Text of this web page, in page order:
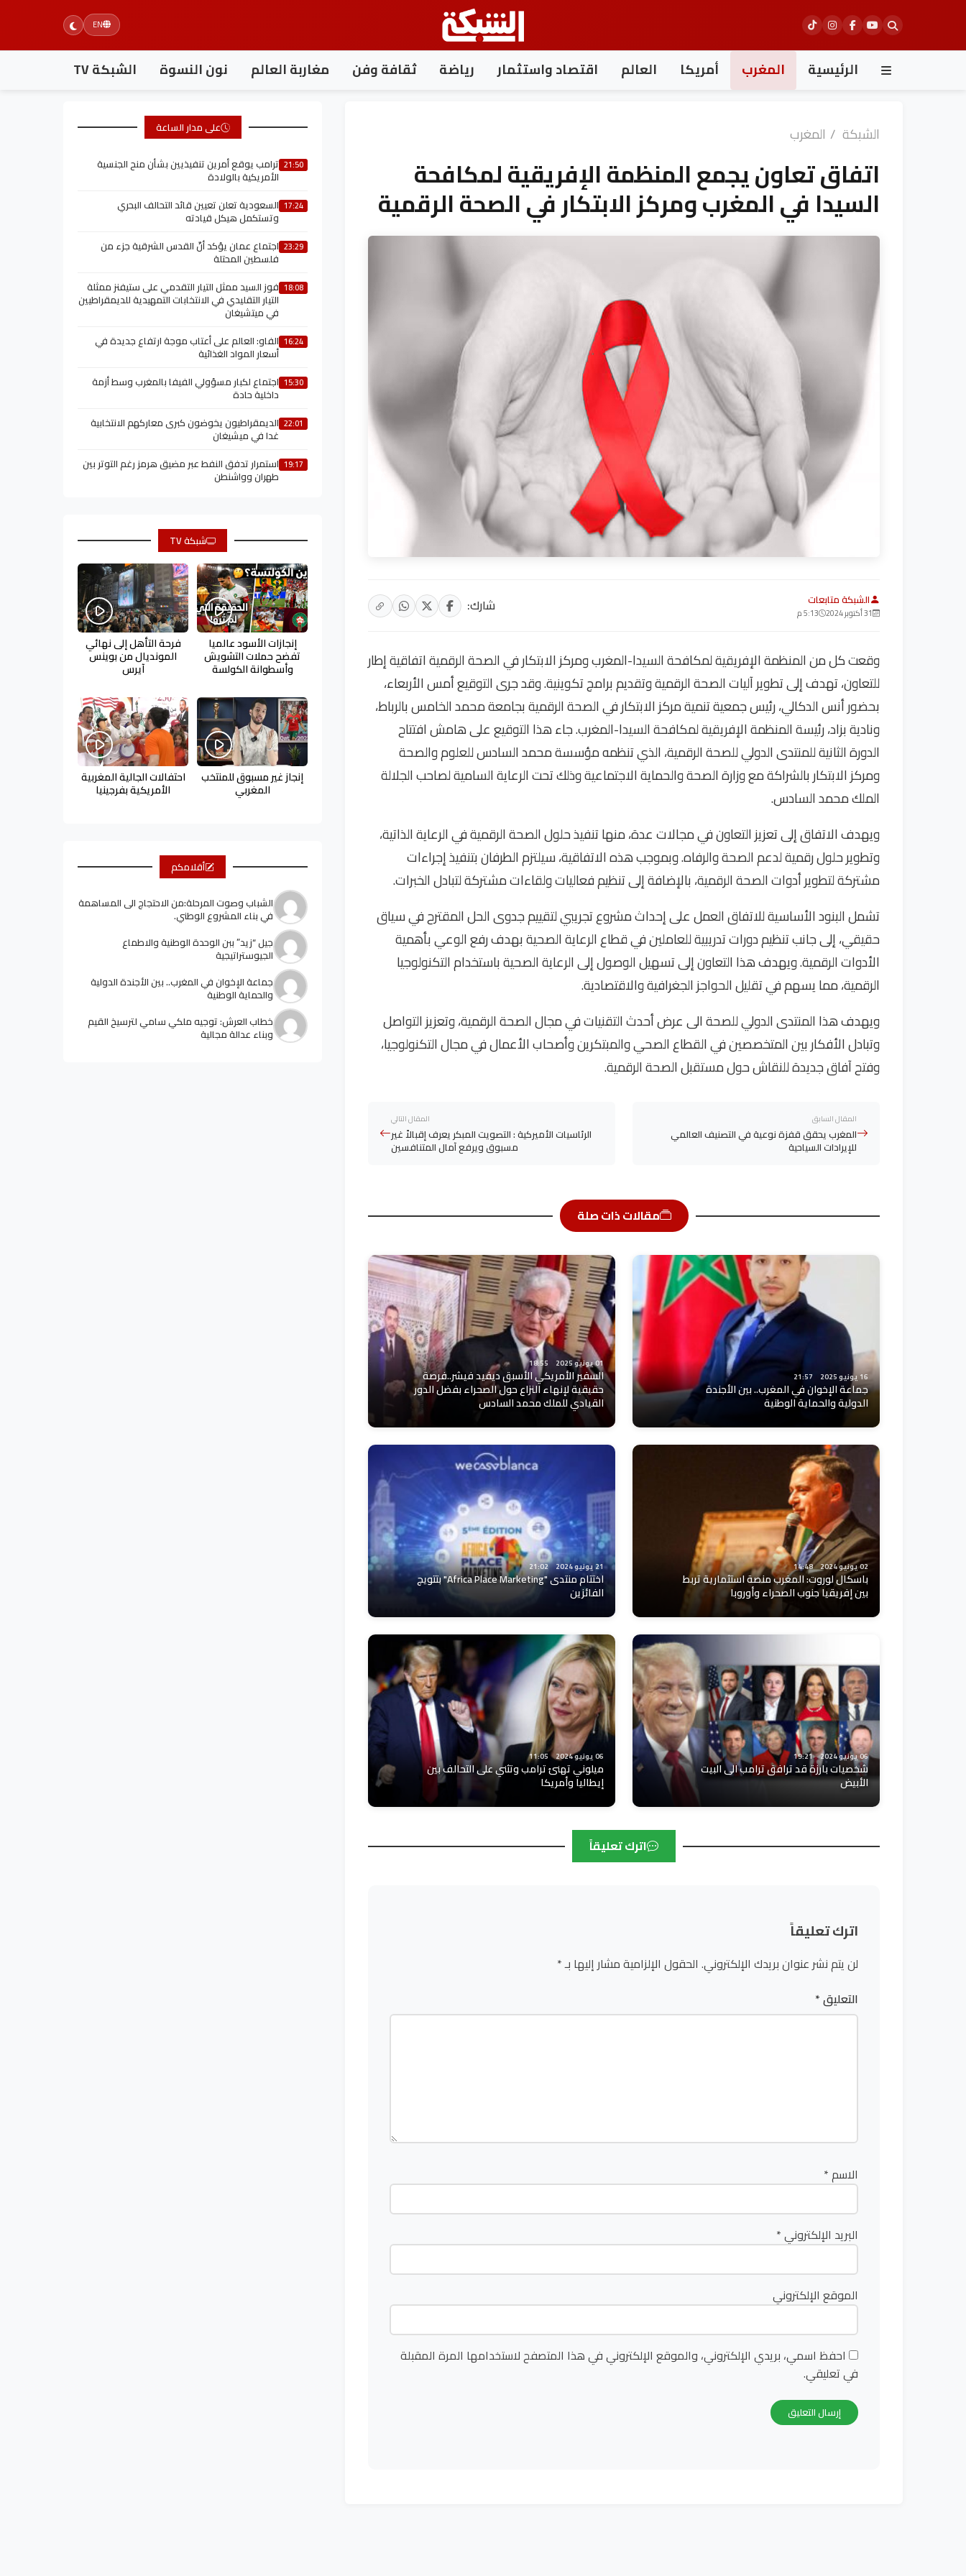
EN
الرئيسية المغرب أمريكا العالم اقتصاد واستثمار رياضة ثقافة وفن مغاربة العالم نون النسوة الشبكة TV
الشبكة / المغرب
اتفاق تعاون يجمع المنظمة الإفريقية لمكافحة
السيدا في المغرب ومركز الابتكار في الصحة الرقمية
الشبكة متابعات
31 أكتوبر 2024 5:13 م شارك:
وقعت كل من المنظمة الإفريقية لمكافحة السيدا-المغرب ومركز الابتكار في الصحة الرقمية اتفاقية إطار
للتعاون، تهدف إلى تطوير آليات الصحة الرقمية وتقديم برامج تكوينية. وقد جرى التوقيع أمس الأربعاء،
بحضور أنس الدكالي، رئيس جمعية تنمية مركز الابتكار في الصحة الرقمية بجامعة محمد الخامس بالرباط،
ونادية بزاد، رئيسة المنظمة الإفريقية لمكافحة السيدا-المغرب. جاء هذا التوقيع على هامش افتتاح
الدورة الثانية للمنتدى الدولي للصحة الرقمية، الذي تنظمه مؤسسة محمد السادس للعلوم والصحة
ومركز الابتكار بالشراكة مع وزارة الصحة والحماية الاجتماعية وذلك تحت الرعاية السامية لصاحب الجلالة
الملك محمد السادس.
ويهدف الاتفاق إلى تعزيز التعاون في مجالات عدة، منها تنفيذ حلول الصحة الرقمية في الرعاية الذاتية،
وتطوير حلول رقمية لدعم الصحة والرفاه. وبموجب هذه الاتفاقية، سيلتزم الطرفان بتنفيذ إجراءات
مشتركة لتطوير أدوات الصحة الرقمية، بالإضافة إلى تنظيم فعاليات ولقاءات مشتركة لتبادل الخبرات.
تشمل البنود الأساسية للاتفاق العمل على إحداث مشروع تجريبي لتقييم جدوى الحل المقترح في سياق
حقيقي، إلى جانب تنظيم دورات تدريبية للعاملين في قطاع الرعاية الصحية بهدف رفع الوعي بأهمية
الأدوات الرقمية. ويهدف هذا التعاون إلى تسهيل الوصول إلى الرعاية الصحية باستخدام التكنولوجيا
الرقمية، مما يسهم في تقليل الحواجز الجغرافية والاقتصادية.
ويهدف هذا المنتدى الدولي للصحة الى عرض أحدث التقنيات في مجال الصحة الرقمية، وتعزيز التواصل
وتبادل الأفكار بين المتخصصين في القطاع الصحي والمبتكرين وأصحاب الأعمال في مجال التكنولوجيا،
وفتح آفاق جديدة للنقاش حول مستقبل الصحة الرقمية.
المقال السابق
المغرب يحقق قفزة نوعية في التصنيف العالمي
للإيرادات السياحية
المقال التالي
الرئاسيات الأميركية : التصويت المبكر يعرف إقبالاً غير
مسبوق ويرفع آمال المتنافسين
مقالات ذات صلة
16 يونيو 2025 21:57
جماعة الإخوان في المغرب.. بين الأجندة
الدولية والحماية الوطنية
01 يونيو 2025 18:55
السفير الأمريكي الأسبق ديفيد فيشر..فرصة
حقيقية لإنهاء النزاع حول الصحراء بفضل الدور
القيادي للملك محمد السادس
02 يونيو 2024 14:48
باسكال لوروت: المغرب منصة استثمارية تربط
بين إفريقيا جنوب الصحراء وأوروبا
21 يونيو 2024 21:02
اختتام منتدى "Africa Place Marketing" بتتويج
الفائزين
06 يونيو 2024 19:21
شخصيات بارزة قد ترافق ترامب الى البيت
الأبيض
06 يونيو 2024 11:05
ميلوني تهنئ ترامب وتثني على التحالف بين
إيطاليا وأمريكا
اترك تعليقاً
اترك تعليقاً
لن يتم نشر عنوان بريدك الإلكتروني. الحقول الإلزامية مشار إليها بـ*
التعليق*
الاسم*
البريد الإلكتروني*
الموقع الإلكتروني
احفظ اسمي، بريدي الإلكتروني، والموقع الإلكتروني في هذا المتصفح لاستخدامها المرة المقبلة
في تعليقي.
على مدار الساعة
21:50 ترامب يوقع أمرين تنفيذيين بشأن منح الجنسية
الأمريكية بالولادة
17:24 السعودية تعلن تعيين قائد التحالف البحري
وتستكمل هيكل قيادته
23:29 اجتماع عمان يؤكد أنّ القدس الشرقية جزء من
فلسطين المحتلة
18:08 فوز السيد ممثل التيار التقدمي على ستيفنز ممثلة
التيار التقليدي في الانتخابات التمهيدية للديمقراطيين
في ميتشيغان
16:24 الفاو: العالم على أعتاب موجة ارتفاع جديدة في
أسعار المواد الغذائية
15:30 اجتماع لكبار مسؤولي الفيفا بالمغرب وسط أزمة
داخلية حادة
22:01 الديمقراطيون يخوضون كبرى معاركهم الانتخابية
غدا في ميشيغان
19:17 استمرار تدفق النفط عبر مضيق هرمز رغم التوتر بين
طهران وواشنطن
شبكة TV
إنجازات الأسود عالميا
تفضح حملات التشويش
وأسطوانة الكولسة
فرحة التأهل إلى نهائي
المونديال من بوينس
آيرس
إنجاز غير مسبوق للمنتخب
المغربي
احتفالات الجالية المغربية
الأمريكية بفرجينيا
أقلامكم
الشباب وصوت المرحلة:من الاحتجاج الى المساهمة
في بناء المشروع الوطني.
جيل “زيد” ببن الوحدة الوطنية والاطماع
الجيوستراتيجية
جماعة الإخوان في المغرب.. بين الأجندة الدولية
والحماية الوطنية
خطاب العرش: توجيه ملكي سامي لترسيخ القيم
وبناء عدالة مجالية